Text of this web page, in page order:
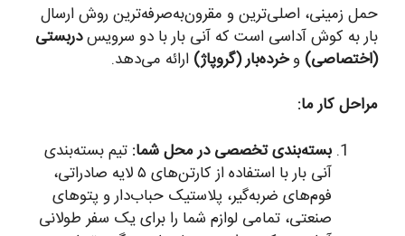
حمل زمینی، اصلی‌ترین و مقرون‌به‌صرفه‌ترین روش ارسال
بار به کوش آداسی است که آنی بار با دو سرویسدربستی
(اختصاصی) وخرده‌بار (گروپاژ) ارائه می‌دهد.
مراحل کار ما:
بسته‌بندی تخصصی در محل شما: تیم بسته‌بندی
آنی بار با استفاده از کارتن‌های ۵ لایه صادراتی،
فوم‌های ضربه‌گیر، پلاستیک حباب‌دار و پتوهای
صنعتی، تمامی لوازم شما را برای یک سفر طولانی